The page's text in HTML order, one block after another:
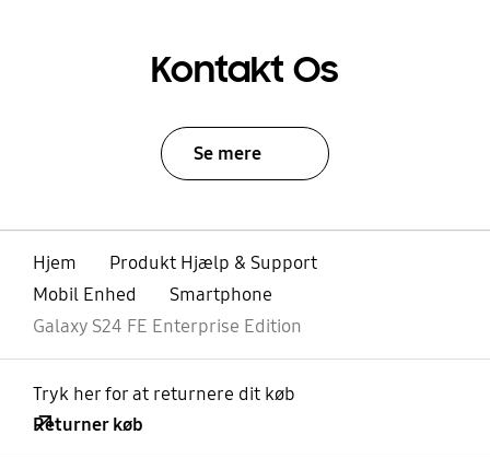
Kontakt Os
Se mere
Hjem
Produkt Hjælp & Support
Mobil Enhed
Smartphone
Galaxy S24 FE Enterprise Edition
Tryk her for at returnere dit køb
Returner køb